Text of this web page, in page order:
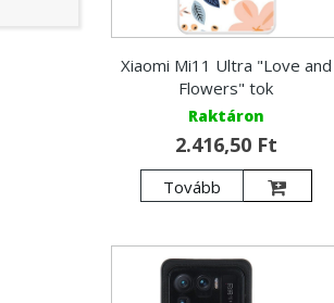
Xiaomi Mi11 Ultra "Love and
Flowers" tok
Raktáron
2.416,50 Ft
Tovább